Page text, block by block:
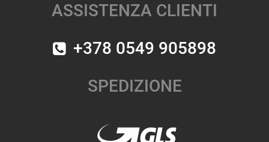
ASSISTENZA CLIENTI
+378 0549 905898
SPEDIZIONE